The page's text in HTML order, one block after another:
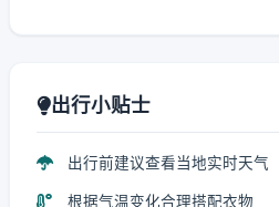
出行小贴士
出行前建议查看当地实时天气
根据气温变化合理搭配衣物